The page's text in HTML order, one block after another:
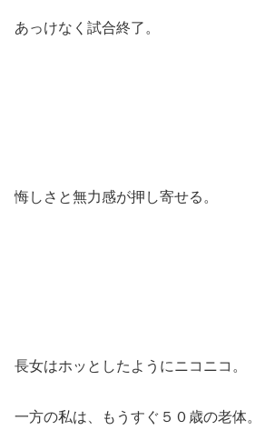
あっけなく試合終了。
悔しさと無力感が押し寄せる。
長女はホッとしたようにニコニコ。
一方の私は、もうすぐ５０歳の老体。